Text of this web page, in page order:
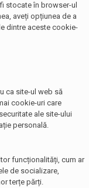
stocate în browser-ul
aveți opțiunea de a
dintre aceste cookie-
ca site-ul web să
cookie-uri care
ale site-ului
personală.
funcționalități, cum ar
de socializare,
terțe părți.